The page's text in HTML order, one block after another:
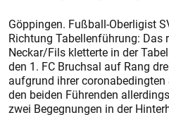
Göppingen. Fußball-Oberligist
Richtung Tabellenführung: Das
Neckar/­Fils kletterte in der
den 1. FC Bruchsal auf Rang
aufgrund ihrer
den beiden Führenden
zwei Begegnungen in der